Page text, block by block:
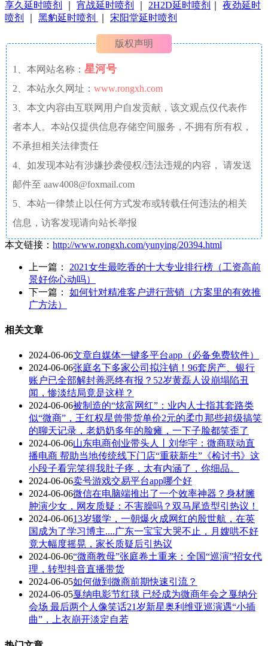
享久延时喷剂 宵战延时喷剂 2H2D延时喷剂
夜劲延时
喷剂
黑豹延时喷剂 宋阳堂延时喷剂
版权声明
1、本网站名称： 星河号
2、本站永久网址： www.rongxh.com
3、本文内容由互联网用户自发贡献，该文观点仅代表作
者本人。本站仅提供信息存储空间服务，不拥有所有权，
不承担相关法律责任
4、如发现本站有涉嫌抄袭侵权/违法违规的内容， 请发送
邮件至 aaw4008@foxmail.com
5、本站一律禁止以任何方式发布或转载任何违法的相关
信息，访客发现请向站长举报
本文链接： http://www.rongxh.com/yunying/20394.html
上一篇： 2021女生最吃香的十大专业排行榜（工资高前
景好你心动吗）
下一篇： 如何针对精准客户进行营销（方案里的有效推
广方法）
相关文章
2024-06-06文章自媒体一键多平台app（必备免费软件）
2024-06-06张庭名下多家公司拟注销！96套房产、银行
账户已全部解封善恶终有报？52岁黄磊人设崩塌陷丑
闻，惨淡结局竟是这样？
2024-06-06被制造的“炫富网红”：业内人士指其套路类
似“微商”，王红权星曾带货单价2元的柔巾那些超级搞笑
的聊天记录，老奶奶多年的脸瘫，一下子脸都笑歪了
2024-06-06山东电商创业带头人丨刘华宇：微商联动直
播电商 帮助当地传统线下门店“重获新生”《检讨书》这
小段子看完笑得我肚子疼，太有内涵了，你细品。
2024-06-06卖号游戏交易平台app哪个好
2024-06-06微信在电脑端推出了一个效率神器？身材臃
肿演少女，网友质疑：不害臊吗？双马尾造型引热议！
2024-06-0613岁辍学，一朝爆火成网红的殷世航，在英
国成为了学习博主....广东一宝宝大哭不止，月嫂哄不好
竟大幅度摇晃，家长质疑后引热议
2024-06-06“微商教母”张庭卷土重来：全国“巡演”招女代
理，转型抖音直播带货
2024-06-05如何做到微商前期快速引流？
2024-06-05戛纳电影节红毯 已经成为微商年会之戛纳分
会场 最后两个人像笑话21岁新星奥利维亚巡演遇“小插
曲”，上衣崩开淡定自若